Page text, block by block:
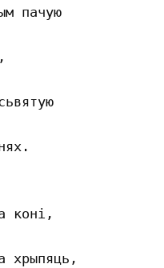
пачую
конi,
хрыпяць,